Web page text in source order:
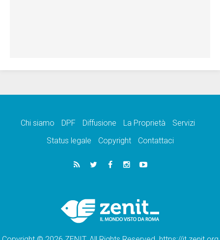
Chi siamo DPF Diffusione La Proprietà
Servizi
Status legale
Copyright Contattaci